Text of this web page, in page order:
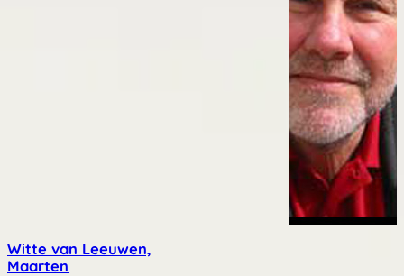
Witte van Leeuwen,
Maarten